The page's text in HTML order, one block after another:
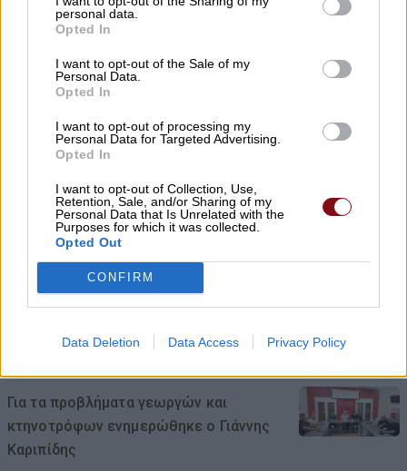
personal data.
Opted In
I want to opt-out of the Sale of my
Personal Data.
Opted In
I want to opt-out of processing my
Personal Data for Targeted Advertising.
Opted In
I want to opt-out of Collection, Use,
Retention, Sale, and/or Sharing of my
Personal Data that Is Unrelated with the
Purposes for which it was collected.
Opted Out
CONFIRM
Data Deletion Data Access Privacy Policy
«βράζει» στους 86°C – Χωρίς να
υπάρχει ηφαίστειο κοντά του
09/08/2026 , 12:56
Drones πάνω από γερμανική στρατιωτική
βάση με υπόγεια αποθήκη και
Για τα προβλήματα γεωργών και
κτηνοτρόφων ενημερώθηκε ο Γιάννης
Καριπίδης